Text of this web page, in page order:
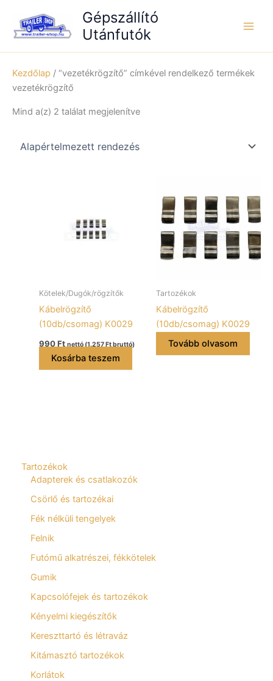
content
Gépszállító
Utánfutók
Tartozékok
Adapterek és csatlakozók
Csörlő és tartozékai
Fék nélküli tengelyek
Felnik
Futómű alkatrészei, fékkötelek
Gumik
Kapcsolófejek és tartozékok
Kényelmi kiegészítők
Kereszttartó és létraváz
Kitámasztó tartozékok
Korlátok
Kezdőlap / “vezetékrögzítő” címkével rendelkező termékek
vezetékrögzítő
Mind a(z) 2 találat megjelenítve
Kötelek/Dugók/rögzítők
Kábelrögzítő
(10db/csomag) K0029
990Ft nettó (1.257Ftbruttó)
Kosárba teszem
Tartozékok
Kábelrögzítő
(10db/csomag) K0029
Tovább olvasom